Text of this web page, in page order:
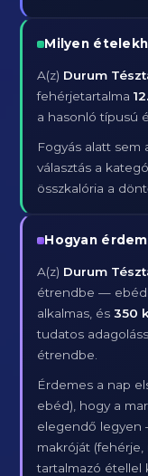
Milyen
A(z) Durum
fehérjetartalma
a hasonló típusú
Fogyás alatt sem
választás a
összkalória a
Hogyan
A(z) Durum
étrendbe —
alkalmas, és350
tudatos
étrendbe.
Érdemes a nap
ebéd), hogy a
elegendő legyen
makróját (fehérje,
tartalmazó étellel